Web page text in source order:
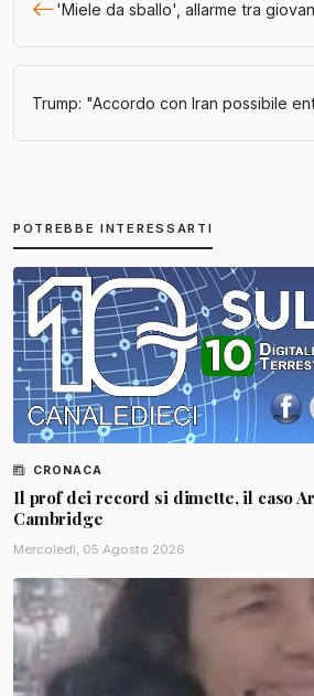
'Miele da sballo', allarme tra
Trump: "Accordo con Iran possibile
POTREBBE INTERESSARTI
CRONACA
Il prof dei record si dimette, il caso
Cambridge
Mercoledì, 05 Agosto 2026